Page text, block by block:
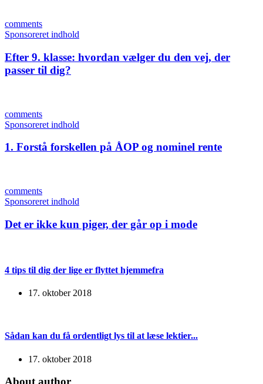
comments
Sponsoreret indhold
Efter 9. klasse: hvordan vælger du den vej, der
passer til dig?
comments
Sponsoreret indhold
1. Forstå forskellen på ÅOP og nominel rente
comments
Sponsoreret indhold
Det er ikke kun piger, der går op i mode
4 tips til dig der lige er flyttet hjemmefra
17. oktober 2018
Sådan kan du få ordentligt lys til at læse lektier...
17. oktober 2018